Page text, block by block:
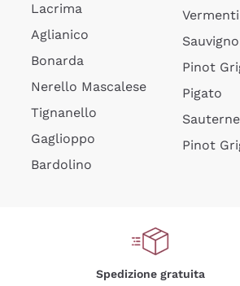
Lacrima
Aglianico
Bonarda
Nerello Mascalese
Tignanello
Gaglioppo
Bardolino
Pinot
Pigato
Pinot
Spedizione gratuita